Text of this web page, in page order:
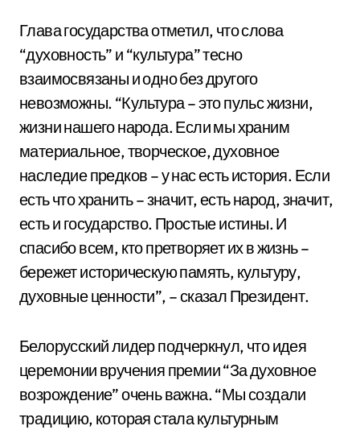
Глава государства отметил, что слова
“духовность” и “культура” тесно
взаимосвязаны и одно без другого
невозможны. “Культура – это пульс жизни,
жизни нашего народа. Если мы храним
материальное, творческое, духовное
наследие предков – у нас есть история. Если
есть что хранить – значит, есть народ, значит,
есть и государство. Простые истины. И
спасибо всем, кто претворяет их в жизнь –
бережет историческую память, культуру,
духовные ценности”, – сказал Президент.
Белорусский лидер подчеркнул, что идея
церемонии вручения премии “За духовное
возрождение” очень важна. “Мы создали
традицию, которая стала культурным